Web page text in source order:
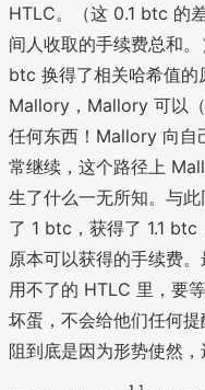
HTLC。（这 0.1 btc 的
间人收取的手续费总和
btc 换得了相关哈希值的
Mallory，Mallory 可以
任何东西！Mallory 向自
常继续，这个路径上
生了什么一无所知。与
了 1 btc，获得了 1.1
原本可以获得的手续费
用不了的 HTLC 里，要
坏蛋，不会给他们任何
阻到底是因为形势使然，